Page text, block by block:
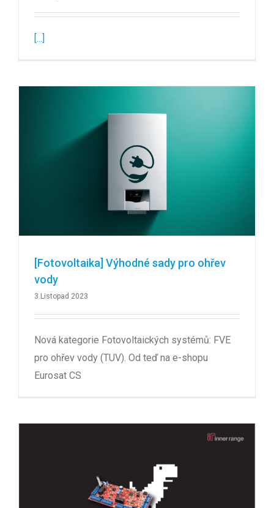
[...]
[Fotovoltaika] Výhodné sady pro ohřev
vody
3.Listopad 2023
Nová kategorie Fotovoltaických systémů: FVE
pro ohřev vody (TUV). Od teď na e-shopu
Eurosat CS